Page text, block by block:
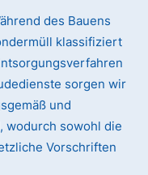
des Bauens
klassifiziert
sorgen wir
und
wodurch sowohl die
Vorschriften